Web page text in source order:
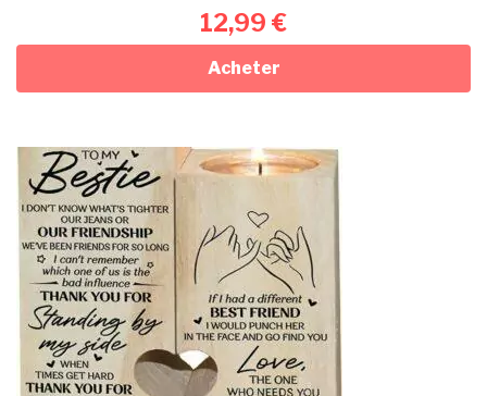
12,99 €
Acheter